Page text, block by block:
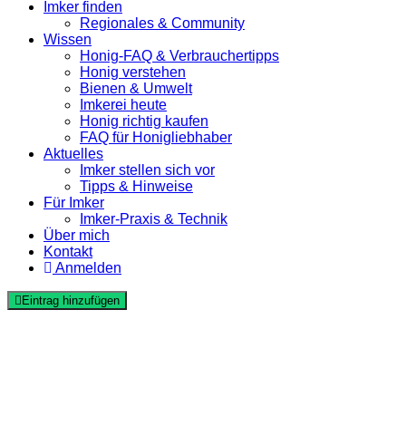
Imker finden
Regionales & Community
Wissen
Honig-FAQ & Verbrauchertipps
Honig verstehen
Bienen & Umwelt
Imkerei heute
Honig richtig kaufen
FAQ für Honigliebhaber
Aktuelles
Imker stellen sich vor
Tipps & Hinweise
Für Imker
Imker-Praxis & Technik
Über mich
Kontakt
Anmelden
Eintrag hinzufügen